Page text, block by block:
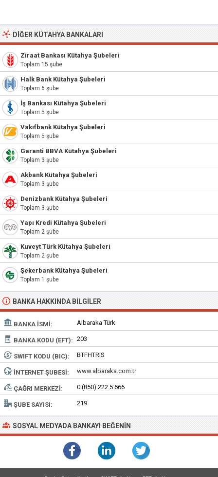
DIĞER KÜTAHYA BANKALARI
Ziraat Bankası Kütahya Şubeleri
Toplam 15 şube
Halk Bank Kütahya Şubeleri
Toplam 6 şube
İş Bankası Kütahya Şubeleri
Toplam 5 şube
Vakıfbank Kütahya Şubeleri
Toplam 5 şube
Garanti BBVA Kütahya Şubeleri
Toplam 3 şube
Akbank Kütahya Şubeleri
Toplam 3 şube
Denizbank Kütahya Şubeleri
Toplam 3 şube
Yapı Kredi Kütahya Şubeleri
Toplam 2 şube
Kuveyt Türk Kütahya Şubeleri
Toplam 2 şube
Şekerbank Kütahya Şubeleri
Toplam 1 şube
BANKA HAKKINDA BILGILER
BANKA İSMI: Albaraka Türk
BANKA KODU (EFT): 203
SWIFT KODU (BIC): BTFHTRIS
İNTERNET ŞUBESI: www.albaraka.com.tr
ÇAĞRI MERKEZI: 0 (850) 222 5 666
ŞUBE SAYISI: 219
SOSYAL MEDYADA BANKAYI BEĞENIN